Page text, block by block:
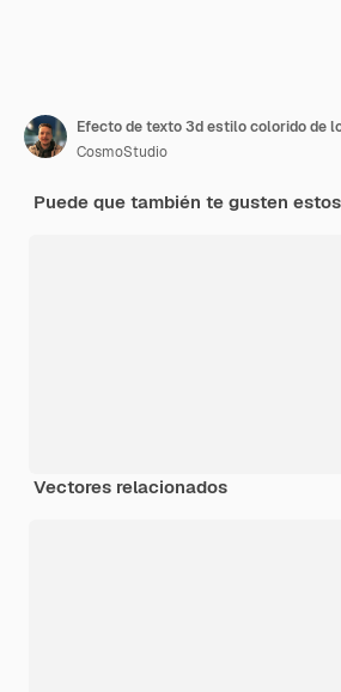
Efecto de texto 3d estilo colorido de
CosmoStudio
Puede que también te gusten
Vectores relacionados